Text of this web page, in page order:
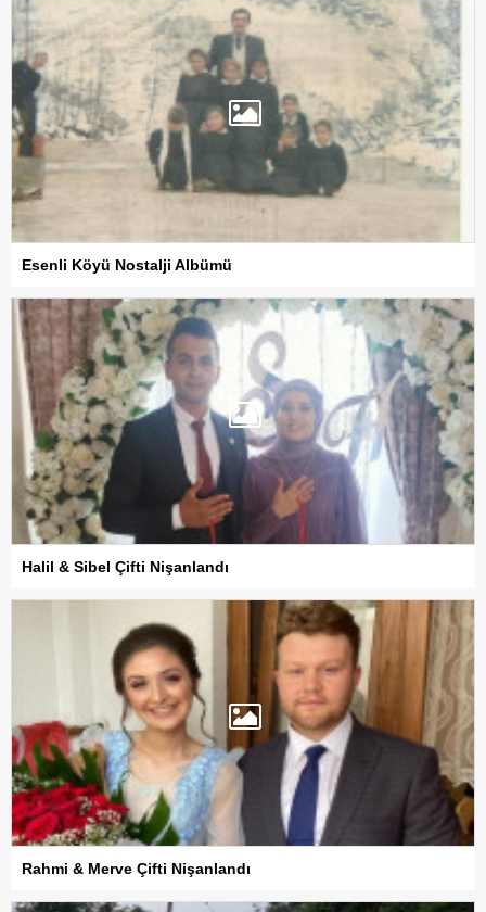
Esenli Köyü Nostalji Albümü
Halil & Sibel Çifti Nişanlandı
Rahmi & Merve Çifti Nişanlandı